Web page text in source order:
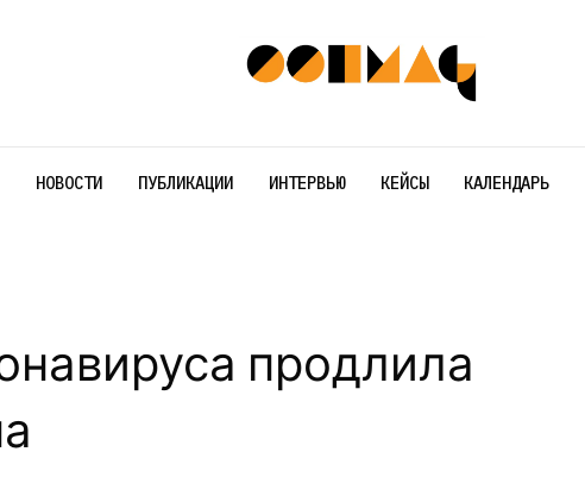
НОВОСТИ ПУБЛИКАЦИИ ИНТЕРВЬЮ КЕЙСЫ КАЛЕНДАРЬ
продлила